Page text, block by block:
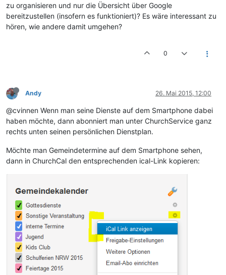
zu organisieren und nur die Übersicht über Google
bereitzustellen (insofern es funktioniert)? Es wäre interessant zu
hören, wie andere damit umgehen?
0
Andy 26. Mai 2015, 12:00
@cvinnen Wenn man seine Dienste auf dem Smartphone dabei
haben möchte, dann abonniert man unter ChurchService ganz
rechts unten seinen persönlichen Dienstplan.
Möchte man Gemeindetermine auf dem Smartphone sehen,
dann in ChurchCal den entsprechenden ical-Link kopieren: